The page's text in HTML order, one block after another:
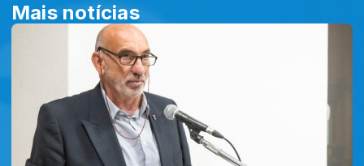
Mais notícias